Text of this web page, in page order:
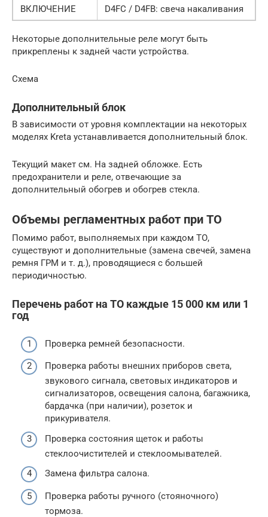
ВКЛЮЧЕНИЕ
D4FC / D4FB: свеча накаливания
Некоторые дополнительные реле могут быть
прикреплены к задней части устройства.
Схема
Дополнительный блок
В зависимости от уровня комплектации на некоторых
моделях Kreta устанавливается дополнительный блок.
Текущий макет см. На задней обложке. Есть
предохранители и реле, отвечающие за
дополнительный обогрев и обогрев стекла.
Объемы регламентных работ при ТО
Помимо работ, выполняемых при каждом ТО,
существуют и дополнительные (замена свечей, замена
ремня ГРМ и т. д.), проводящиеся с большей
периодичностью.
Перечень работ на ТО каждые 15 000 км или 1
год
Проверка ремней безопасности.
Проверка работы внешних приборов света,
звукового сигнала, световых индикаторов и
сигнализаторов, освещения салона, багажника,
бардачка (при наличии), розеток и
прикуривателя.
Проверка состояния щеток и работы
стеклоочистителей и стеклоомывателей.
Замена фильтра салона.
Проверка работы ручного (стояночного)
тормоза.